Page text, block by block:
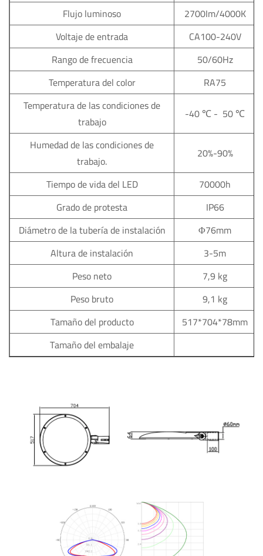
Flujo luminoso
2700Im/4000K
Voltaje de entrada
CA100-240V
Rango de frecuencia
50/60Hz
Temperatura del color
RA75
Temperatura de las condiciones de
trabajo
-40 ℃ - 50 ℃
Humedad de las condiciones de
trabajo.
20%-90%
Tiempo de vida del LED
70000h
Grado de protesta
IP66
Diámetro de la tubería de instalación
Φ76mm
Altura de instalación
3-5m
Peso neto
7,9 kg
Peso bruto
9,1 kg
Tamaño del producto
517*704*78mm
Tamaño del embalaje